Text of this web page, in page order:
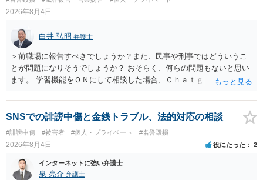
訴訟で判決となった場合は、実際の弁護士費用が認められる場合と認
められない場合があり何ともいえないところでしょう。
2026年8月4日
白井 弘昭 弁護士
＞前職場に報告すべきでしょうか？また、民事や刑事ではどういうこ
とが問題になりそうでしょうか？ おそらく、何らの問題もないと思い
ます。 学習機能をＯＮにして相談した場合、Ｃｈａｔｇｐｔがｏｐｅ
する可能性がありますが、個人名や会社名を特定していない限り、一
般論として抽象化されて回答に織り込まれる可能性が生じるにすぎま
せんので、その情報自体が、秘密情報に当たるとは思えませんし、名
誉棄損として、個人や会社に対する誹謗中傷の不特定多数への公開に
当たるとも思われません。 もちろん、誰がその内容をｃｈａｔｇｐｔ
に入力したかも第三者にしられることはないので、個人や会社の特定
をせずに書き込んだことで（おそらく特定して書き込んだとして
SNSでの誹謗中傷と金銭トラブル、法的対応の相談
#誹謗中傷 #被害者 #個人・プライベート #名誉毀損
2026年8月4日 役にたった 2
インターネットに強い弁護士
泉 亮介 弁護士